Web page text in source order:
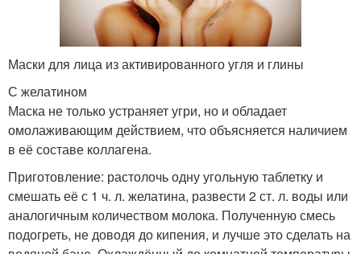
Маски для лица из активированного угля и глины
С желатином
Маска не только устраняет угри, но и обладает
омолаживающим действием, что объясняется наличием
в её составе коллагена.
Приготовление: растолочь одну угольную таблетку и
смешать её с 1 ч. л. желатина, развести 2 ст. л. воды или
аналогичным количеством молока. Полученную смесь
подогреть, не доводя до кипения, и лучше это сделать на